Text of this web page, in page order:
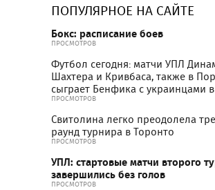
ПОПУЛЯРНОЕ НА САЙТЕ
Бокс: расписание боев
ПРОСМОТРОВ
Футбол сегодня: матчи УПЛ
Шахтера и Кривбаса, также в
сыграет Бенфика с украинцами
ПРОСМОТРОВ
Свитолина легко преодолела
раунд турнира в Торонто
ПРОСМОТРОВ
УПЛ: стартовые матчи второго
завершились без голов
ПРОСМОТРОВ